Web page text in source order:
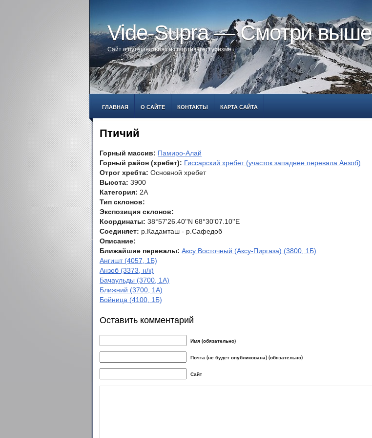
Vide-Supra — Смотри выше
Сайт о путешествиях и спортивном туризме
ГЛАВНАЯ О САЙТЕ КОНТАКТЫ КАРТА САЙТА
Птичий
Горный массив: Памиро-Алай
Горный район (хребет): Гиссарский хребет (участок западнее перевала Анзоб)
Отрог хребта: Основной хребет
Высота: 3900
Категория: 2А
Тип склонов:
Экспозиция склонов:
Координаты: 38°57'26.40''N 68°30'07.10''E
Соединяет: р.Кадамташ - р.Сафедоб
Описание:
Ближайшие перевалы: Аксу Восточный (Аксу-Пиргаза) (3800, 1Б)
Ангишт (4057, 1Б)
Анзоб (3373, н/к)
Бачаульды (3700, 1А)
Ближний (3700, 1А)
Бойница (4100, 1Б)
Оставить комментарий
Имя (обязательно)
Почта (не будет опубликована) (обязательно)
Сайт